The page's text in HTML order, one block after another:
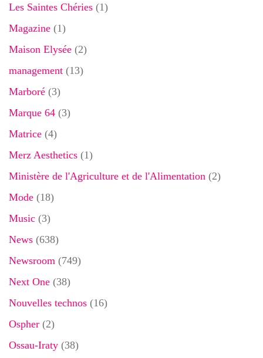
Les Saintes Chéries (1)
Magazine (1)
Maison Elysée (2)
management (13)
Marboré (3)
Marque 64 (3)
Matrice (4)
Merz Aesthetics (1)
Ministère de l'Agriculture et de l'Alimentation (2)
Mode (18)
Music (3)
News (638)
Newsroom (749)
Next One (38)
Nouvelles technos (16)
Ospher (2)
Ossau-Iraty (38)